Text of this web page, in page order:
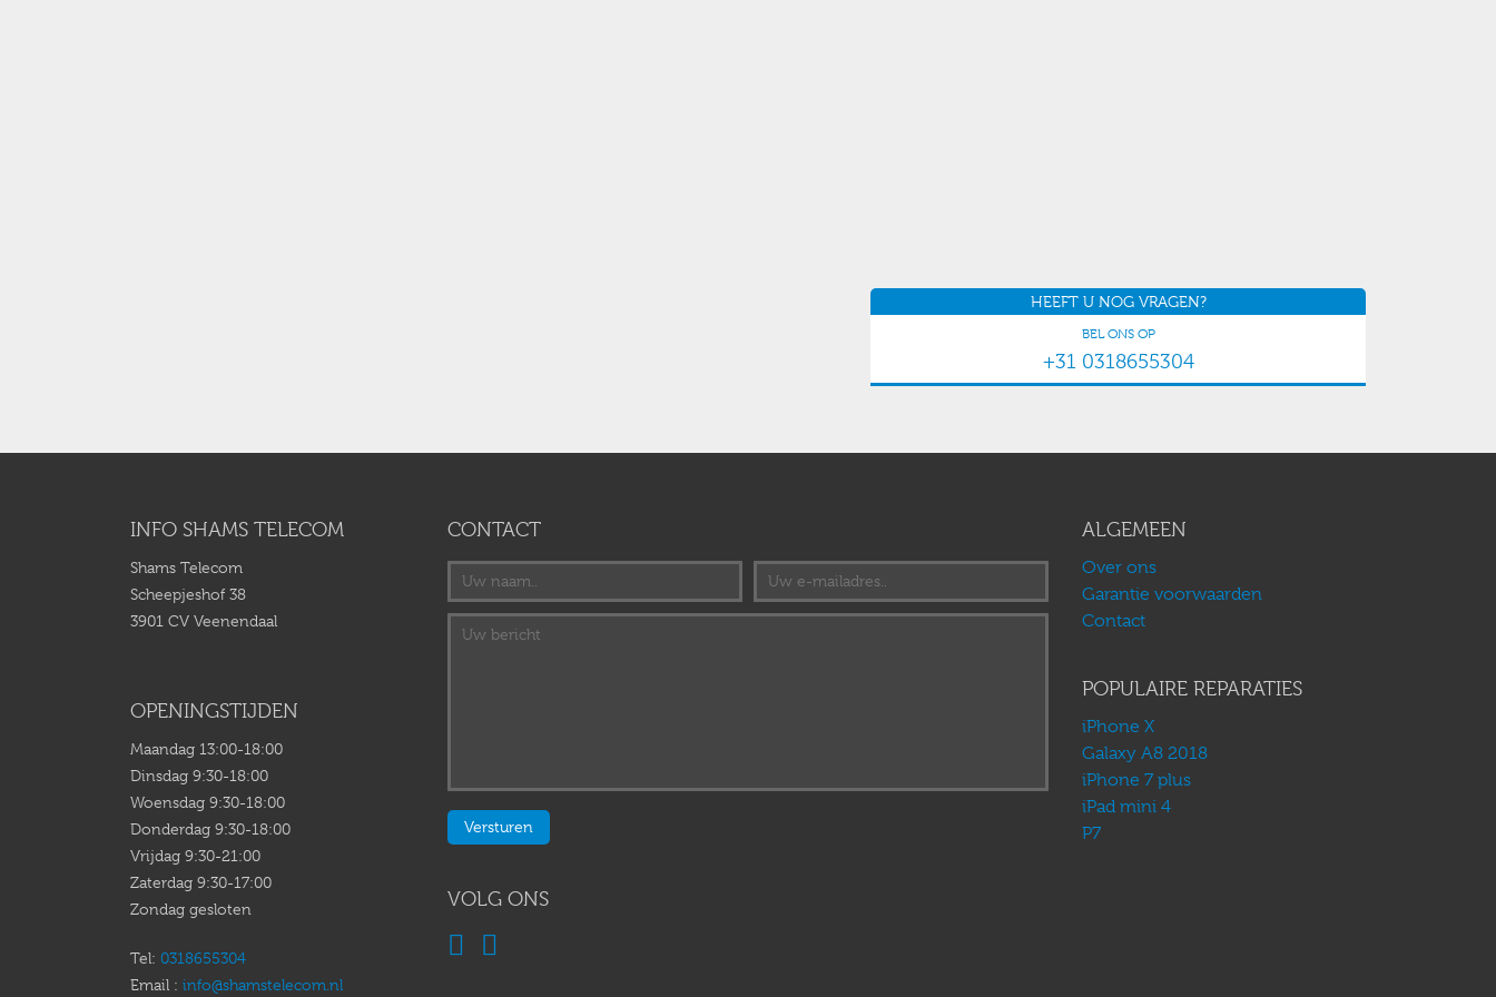
HEEFT U NOG VRAGEN?
BEL ONS OP
+31 0318655304
INFO SHAMS TELECOM
Shams Telecom
Scheepjeshof 38
3901 CV Veenendaal
OPENINGSTIJDEN
Maandag 13:00-18:00
Dinsdag 9:30-18:00
Woensdag 9:30-18:00
Donderdag 9:30-18:00
Vrijdag 9:30-21:00
Zaterdag 9:30-17:00
Zondag gesloten
Tel: 0318655304
Email : info@shamstelecom.nl
CONTACT
VOLG ONS
ALGEMEEN
Over ons
Garantie voorwaarden
Contact
POPULAIRE REPARATIES
iPhone X
Galaxy A8 2018
iPhone 7 plus
iPad mini 4
P7